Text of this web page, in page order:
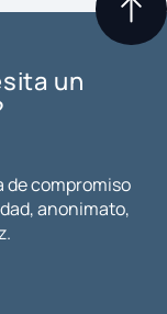
un
de compromiso
anonimato,